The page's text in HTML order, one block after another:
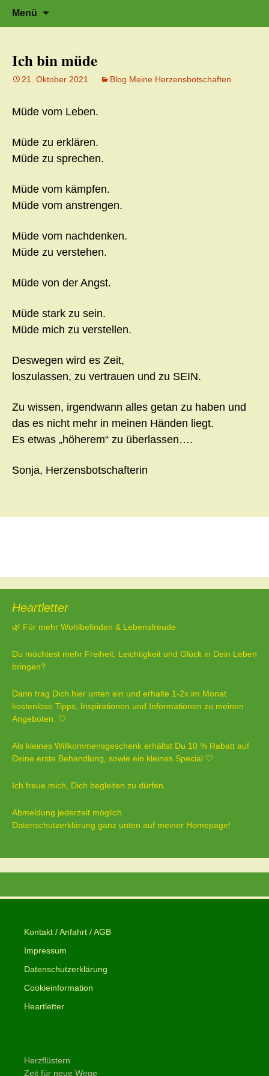
ZumHerzflüstern – Sonja Schwarzmaier –
Herzfluestern.de
Zeit für neue Wege
Menü
nach:
Ich bin müde
21. Oktober 2021 Blog Meine Herzensbotschaften
Müde vom Leben.
Müde zu erklären.
Müde zu sprechen.
Müde vom kämpfen.
Müde vom anstrengen.
Müde vom nachdenken.
Müde zu verstehen.
Müde von der Angst.
Müde stark zu sein.
Müde mich zu verstellen.
Deswegen wird es Zeit,
loszulassen, zu vertrauen und zu SEIN.
Zu wissen, irgendwann alles getan zu haben und
das es nicht mehr in meinen Händen liegt.
Es etwas „höherem“ zu überlassen….
Sonja, Herzensbotschafterin
Heartletter
🌿 Für mehr Wohlbefinden & Lebensfreude
Du möchtest mehr Freiheit, Leichtigkeit und Glück in Dein Leben
bringen?
Dann trag Dich hier unten ein und erhalte 1-2x im Monat
kostenlose Tipps, Inspirationen und Informationen zu meinen
Angeboten. 🤍
Als kleines Willkommensgeschenk erhältst Du 10 % Rabatt auf
Deine erste Behandlung, sowie ein kleines Special 🤍
Ich freue mich, Dich begleiten zu dürfen.
Abmeldung jederzeit möglich.
Datenschutzerklärung ganz unten auf meiner Homepage!
Kontakt / Anfahrt / AGB
Impressum
Datenschutzerklärung
Cookieinformation
Heartletter
Herzflüstern
Zeit für neue Wege